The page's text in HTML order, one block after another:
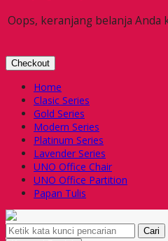
Oops, keranjang belanja Anda
Checkout
Home
Clasic Series
Gold Series
Modern Series
Platinum Series
Lavender Series
UNO Office Chair
UNO Office Partition
Papan Tulis
Cari